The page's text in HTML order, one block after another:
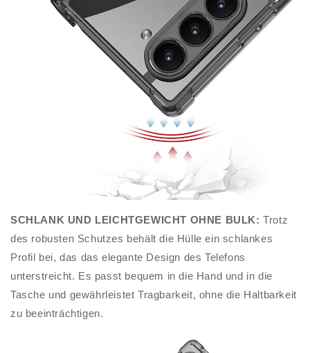
SCHLANK UND LEICHTGEWICHT OHNE BULK:Trotz
des robusten Schutzes behält die Hülle ein schlankes
Profil bei, das das elegante Design des Telefons
unterstreicht. Es passt bequem in die Hand und in die
Tasche und gewährleistet Tragbarkeit, ohne die Haltbarkeit
zu beeinträchtigen.